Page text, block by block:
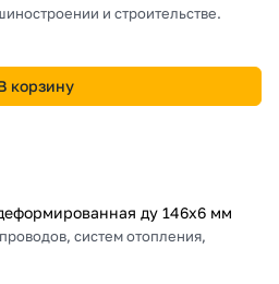
и строительстве.
корзину
ду 146х6 мм
систем отопления,